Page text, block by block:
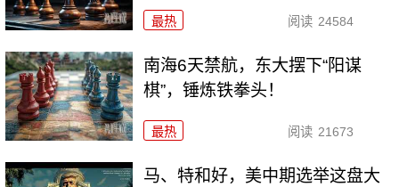
最热 阅读 24584
南海6天禁航，东大摆下“阳谋
棋”，锤炼铁拳头！
最热 阅读 21673
马、特和好，美中期选举这盘大